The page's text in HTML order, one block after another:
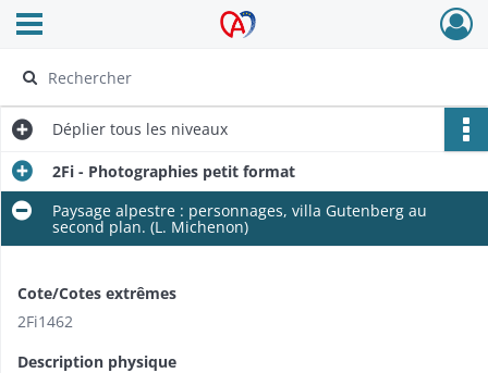
Archives Alsace - Colmar
Ouvrir le menu déroulant
Déplier tous les niveaux
2Fi - Photographies petit format
Paysage alpestre : personnages, villa Gutenberg au
second plan. (L. Michenon)
Cote/Cotes extrêmes
2Fi1462
Description physique